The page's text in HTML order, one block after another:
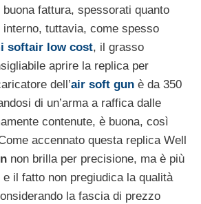
fattura, spessorati quanto
tuttavia, come spesso
softair low cost, il grasso
aprire la replica per
dell’air soft gun è da 350
di un’arma a raffica dalle
contenute, è buona, così
accennato questa replica Well
non brilla per precisione, ma è più
il fatto non pregiudica la qualità
la fascia di prezzo